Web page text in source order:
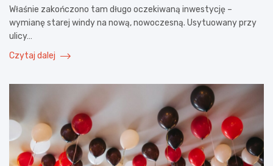
Właśnie zakończono tam długo oczekiwaną inwestycję –
wymianę starej windy na nową, nowoczesną. Usytuowany przy
ulicy…
Czytaj dalej